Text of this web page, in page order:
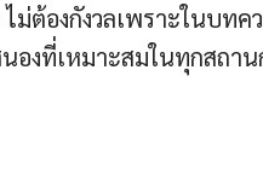
ม่ต้องกังวลเพราะในบท
องที่เหมาะสมในทุกสถา